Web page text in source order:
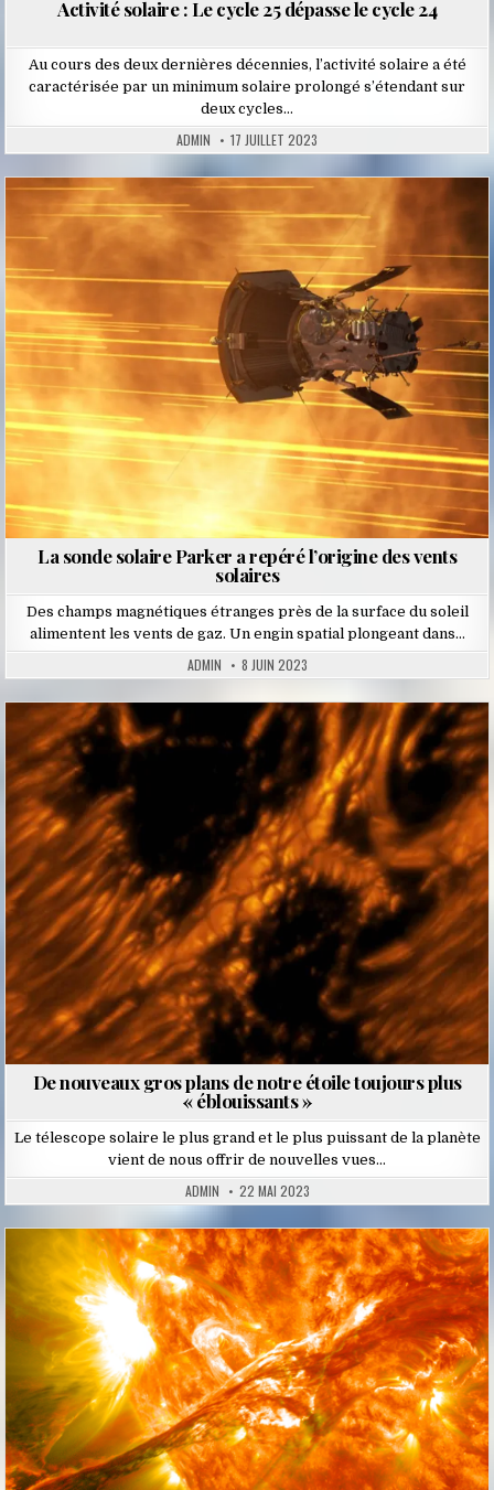
Activité solaire : Le cycle 25 dépasse le cycle 24
Au cours des deux dernières décennies, l’activité solaire a été
caractérisée par un minimum solaire prolongé s’étendant sur
deux cycles…
ADMIN 17 JUILLET 2023
La sonde solaire Parker a repéré l’origine des vents
solaires
Des champs magnétiques étranges près de la surface du soleil
alimentent les vents de gaz. Un engin spatial plongeant dans…
ADMIN 8 JUIN 2023
De nouveaux gros plans de notre étoile toujours plus
« éblouissants »
Le télescope solaire le plus grand et le plus puissant de la planète
vient de nous offrir de nouvelles vues…
ADMIN 22 MAI 2023
Posted
in